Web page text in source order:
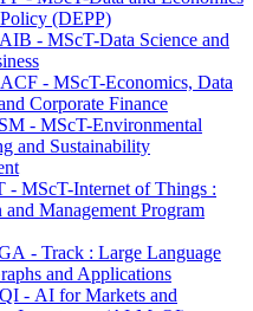
(DEPP)
- MScT-Data Science and
- MScT-Economics, Data
Corporate Finance
- MScT-Environmental
and Sustainability
- MScT-Internet of Things :
Management Program
- Track : Large Language
and Applications
- AI for Markets and